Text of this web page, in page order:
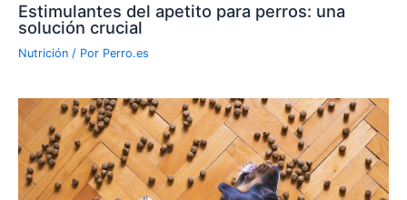
Estimulantes del apetito para perros: una
solución crucial
Nutrición / Por Perro.es